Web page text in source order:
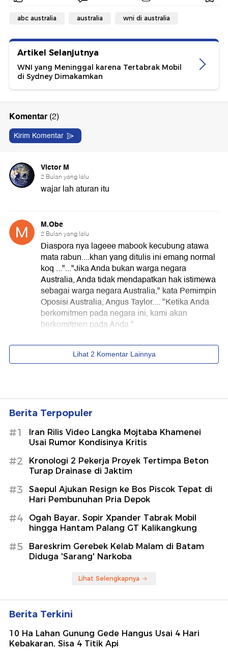
abc australia australia wni di australia
Artikel Selanjutnya
WNI yang Meninggal karena Tertabrak Mobil
di Sydney Dimakamkan
Berita Terpopuler
#1
Iran Rilis Video Langka Mojtaba Khamenei
Usai Rumor Kondisinya Kritis
#2
Kronologi 2 Pekerja Proyek Tertimpa Beton
Turap Drainase di Jaktim
#3
Saepul Ajukan Resign ke Bos Piscok Tepat di
Hari Pembunuhan Pria Depok
#4
Ogah Bayar, Sopir Xpander Tabrak Mobil
hingga Hantam Palang GT Kalikangkung
#5
Bareskrim Gerebek Kelab Malam di Batam
Diduga 'Sarang' Narkoba
Lihat Selengkapnya
Berita Terkini
10 Ha Lahan Gunung Gede Hangus Usai 4 Hari
Kebakaran, Sisa 4 Titik Api